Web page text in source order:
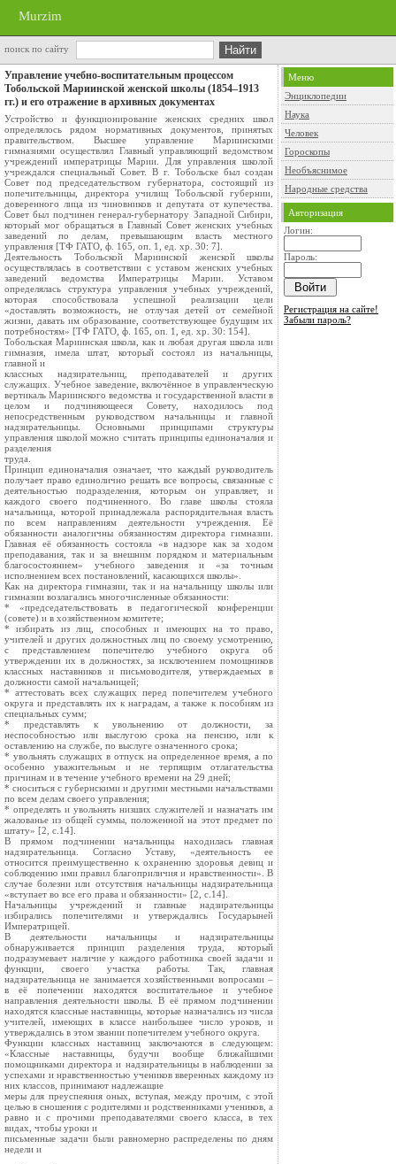
Murzim
поиск по сайту
Управление учебно-воспитательным процессом
Тобольской Мариинской женской школы (1854–1913
гг.) и его отражение в архивных документах
Устройство и функционирование женских средних школ
определялось рядом нормативных документов, принятых
правительством. Высшее управление Мариинскими
гимназиями осуществлял Главный управляющий ведомством
учреждений императрицы Марии. Для управления школой
учреждался специальный Совет. В г. Тобольске был создан
Совет под председательством губернатора, состоящий из
попечительницы, директора училищ Тобольской губернии,
доверенного лица из чиновников и депутата от купечества.
Совет был подчинен генерал-губернатору Западной Сибири,
который мог обращаться в Главный Совет женских учебных
заведений по делам, превышающим власть местного
управления [ТФ ГАТО, ф. 165, оп. 1, ед. хр. 30: 7].
Деятельность Тобольской Мариинской женской школы
осуществлялась в соответствии с уставом женских учебных
заведений ведомства Императрицы Марии. Уставом
определялась структура управления учебных учреждений,
которая способствовала успешной реализации цели
«доставлять возможность, не отлучая детей от семейной
жизни, давать им образование, соответствующее будущим их
потребностям» [ТФ ГАТО, ф. 165, оп. 1, ед. хр. 30: 154].
Тобольская Мариинская школа, как и любая другая школа или
гимназия, имела штат, который состоял из начальницы,
главной и
классных надзирательниц, преподавателей и других
служащих. Учебное заведение, включённое в управленческую
вертикаль Мариинского ведомства и государственной власти в
целом и подчиняющееся Совету, находилось под
непосредственным руководством начальницы и главной
надзирательницы. Основными принципами структуры
управления школой можно считать принципы единоначалия и
разделения
труда.
Принцип единоначалия означает, что каждый руководитель
получает право единолично решать все вопросы, связанные с
деятельностью подразделения, которым он управляет, и
каждого своего подчиненного. Во главе школы стояла
начальница, которой принадлежала распорядительная власть
по всем направлениям деятельности учреждения. Её
обязанности аналогичны обязанностям директора гимназии.
Главная её обязанность состояла «в надзоре как за ходом
преподавания, так и за внешним порядком и материальным
благосостоянием» учебного заведения и «за точным
исполнением всех постановлений, касающихся школы».
Как на директора гимназии, так и на начальницу школы или
гимназии возлагались многочисленные обязанности:
* «председательствовать в педагогической конференции
(совете) и в хозяйственном комитете;
* избирать из лиц, способных и имеющих на то право,
учителей и других должностных лиц по своему усмотрению,
с представлением попечителю учебного округа об
утверждении их в должностях, за исключением помощников
классных наставников и письмоводителя, утверждаемых в
должности самой начальницей;
* аттестовать всех служащих перед попечителем учебного
округа и представлять их к наградам, а также к пособиям из
специальных сумм;
* представлять к увольнению от должности, за
неспособностью или выслугою срока на пенсию, или к
оставлению на службе, по выслуге означенного срока;
* увольнять служащих в отпуск на определенное время, а по
особенно уважительным и не терпящим отлагательства
причинам и в течение учебного времени на 29 дней;
* сноситься с губернскими и другими местными начальствами
по всем делам своего управления;
* определять и увольнять низших служителей и назначать им
жалованье из общей суммы, положенной на этот предмет по
штату» [2, с.14].
В прямом подчинении начальницы находилась главная
надзирательница. Согласно Уставу, «деятельность ее
относится преимущественно к охранению здоровья девиц и
соблюдению ими правил благоприличия и нравственности». В
случае болезни или отсутствия начальницы надзирательница
«вступает во все его права и обязанности» [2, с.14].
Начальницы учреждений и главные надзирательницы
избирались попечителями и утверждались Государыней
Императрицей.
В деятельности начальницы и надзирательницы
обнаруживается принцип разделения труда, который
подразумевает наличие у каждого работника своей задачи и
функции, своего участка работы. Так, главная
надзирательница не занимается хозяйственными вопросами –
в её попечении находятся воспитательное и учебное
направления деятельности школы. В её прямом подчинении
находятся классные наставницы, которые назначались из числа
учителей, имеющих в классе наибольшее число уроков, и
утверждались в этом звании попечителем учебного округа.
Функции классных наставниц заключаются в следующем:
«Классные наставницы, будучи вообще ближайшими
помощниками директора и надзирательницы в наблюдении за
успехами и нравственностью учеников вверенных каждому из
них классов, принимают надлежащие
меры для преуспеяния оных, вступая, между прочим, с этой
целью в сношения с родителями и родственниками учеников, а
равно и с прочими преподавателями своего класса, в тех
видах, чтобы уроки и
письменные задачи были равномерно распределены по дням
недели и
Меню
Энциклопедии
Наука
Человек
Гороскопы
Необъяснимое
Народные средства
Авторизация
Логин:
Пароль:
Регистрация на сайте!
Забыли пароль?